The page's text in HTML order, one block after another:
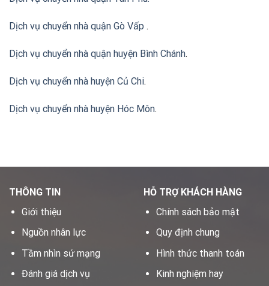
Dịch vụ chuyển nhà quận Gò Vấp .
Dịch vụ chuyển nhà quận huyện Bình Chánh.
Dịch vụ chuyển nhà huyện Củ Chi.
Dịch vụ chuyển nhà huyện Hóc Môn.
THÔNG TIN
Giới thiệu
Nguồn nhân lực
Tầm nhìn sứ mạng
Đánh giá dịch vụ
HỖ TRỢ KHÁCH HÀNG
Chính sách bảo mật
Quy định chung
Hình thức thanh toán
Kinh nghiệm hay